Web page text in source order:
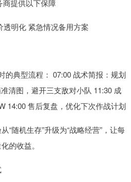
提供以下保障
明化 紧急情况备用方案
的典型流程： 07:00 战术简报：规划
清图，避开三支敌对小队 11:30 成
14:00 售后复盘，优化下次作战计划
“随机生存”升级为“战略经营”，让每
的收益。